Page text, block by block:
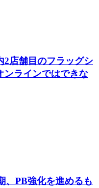
2店舗目のフラッグシ
ラインではできな
、PB強化を進めるも